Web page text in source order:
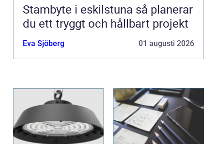
Stambyte i eskilstuna så planerar
du ett tryggt och hållbart projekt
Eva Sjöberg 01 augusti 2026